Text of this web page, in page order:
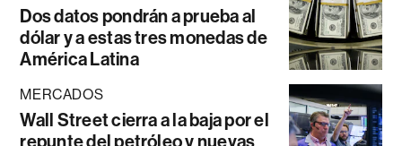
Dos datos pondrán a prueba al
dólar y a estas tres monedas de
América Latina
MERCADOS
Wall Street cierra a la baja por el
repunte del petróleo y nuevas